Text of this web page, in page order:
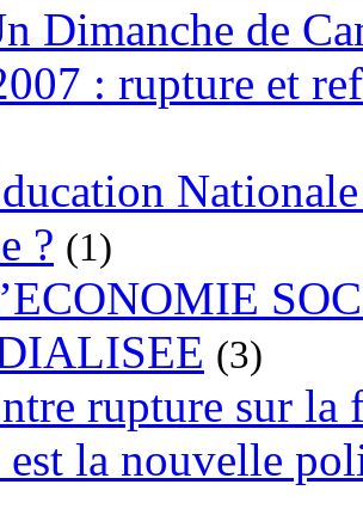
Dimanche de
: rupture et
? (1)
(3)
rupture sur
est la nouvelle